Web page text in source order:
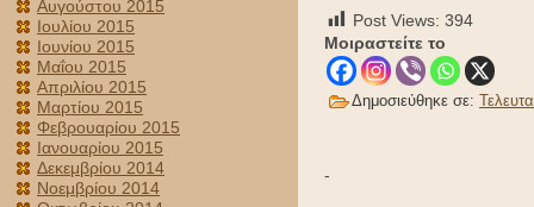
Αυγούστου 2015
Ιουλίου 2015
Ιουνίου 2015
Μαΐου 2015
Απριλίου 2015
Μαρτίου 2015
Φεβρουαρίου 2015
Ιανουαρίου 2015
Δεκεμβρίου 2014
Νοεμβρίου 2014
Post Views: 394
Μοιραστείτε το
Δημοσιεύθηκε σε:
-